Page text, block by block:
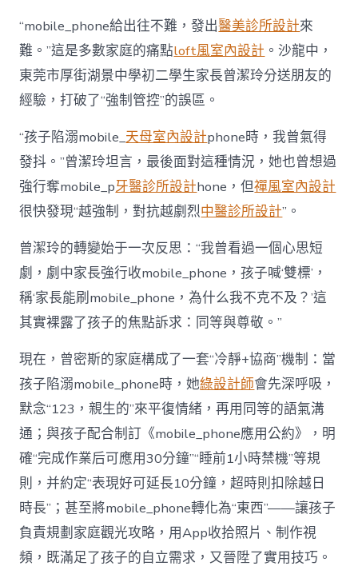
“mobile_phone給出往不難，發出醫美診所設計來
難。”這是多數家庭的痛點loft風室內設計 。沙龍中，
東莞市厚街湖景中學初二學生家長曾潔玲分送朋友的
經驗，打破了“強制管控”的誤區。
“孩子陷溺mobile_天母室內設計phone時，我曾氣得
發抖。”曾潔玲坦言，最後面對這種情況，她也曾想過
強行奪mobile_p牙醫診所設計hone，但禪風室內設計
很快發現“越強制，對抗越劇烈中醫診所設計”。
曾潔玲的轉變始于一次反思：“我曾看過一個心思短
劇，劇中家長強行收mobile_phone，孩子喊‘雙標’，
稱‘家長能刷mobile_phone，為什么我不克不及？’這
其實裸露了孩子的焦點訴求：同等與尊敬。”
現在，曾密斯的家庭構成了一套“冷靜+協商”機制：當
孩子陷溺mobile_phone時，她綠設計師會先深呼吸，
默念“123，親生的”來平復情緒，再用同等的語氣溝
通；與孩子配合制訂《mobile_phone應用公約》，明
確“完成作業后可應用30分鐘”“睡前1小時禁機”等規
則，并約定“表現好可延長10分鐘，超時則扣除越日
時長”；甚至將mobile_phone轉化為“東西”——讓孩子
負責規劃家庭觀光攻略，用App收拾照片、制作視
頻，既滿足了孩子的自立需求，又晉陞了實用技巧。